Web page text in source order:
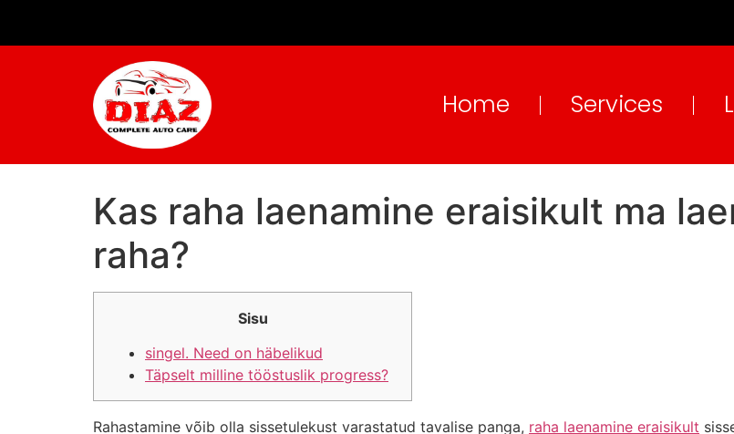
Home Services
Kas raha laenamine eraisikult ma
raha?
Sisu
singel. Need on häbelikud
Täpselt milline tööstuslik progress?
Rahastamine võib olla sissetulekust varastatud tavalise panga, raha laenamine eraisikult